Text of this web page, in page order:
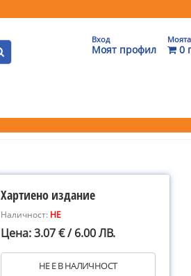
Вход
Моят профил 0
Хартиено издание
Наличност: НЕ
Цена: 3.07 € / 6.00 ЛВ.
НЕ Е В НАЛИЧНОСТ